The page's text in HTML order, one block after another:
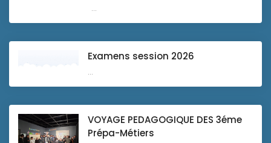
...
Examens session 2026
...
VOYAGE PEDAGOGIQUE DES 3éme
Prépa-Métiers